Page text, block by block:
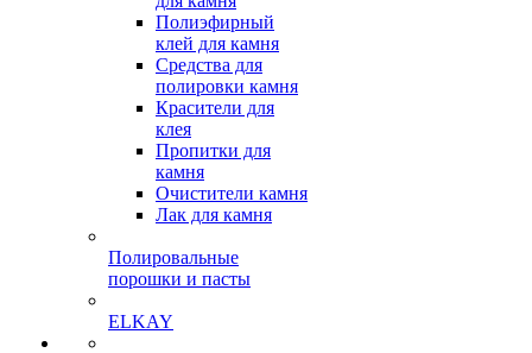
Полиэфирный
клей для камня
Средства для
полировки камня
Красители для
клея
Пропитки для
камня
Очистители камня
Лак для камня
Полировальные
порошки и пасты
ELKAY